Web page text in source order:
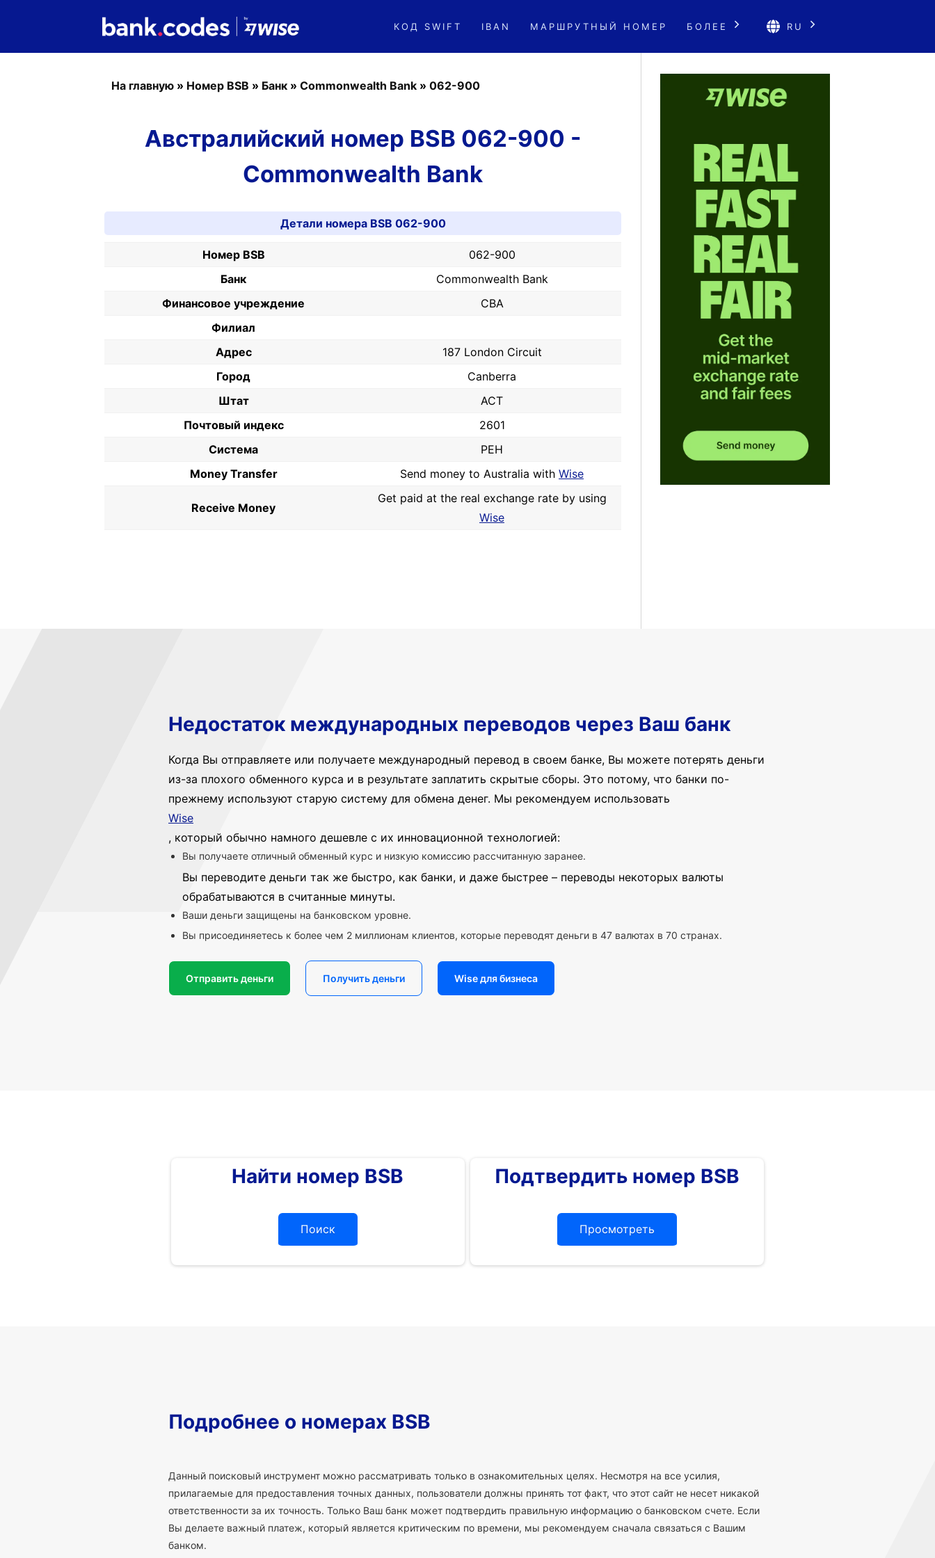
КОД SWIFT IBAN МАРШРУТНЫЙ НОМЕР БОЛЕЕ RU
На главную » Номер BSB » Банк » Commonwealth Bank » 062-900
Австралийский номер BSB 062-900 -
Commonwealth Bank
Детали номера BSB 062-900
Номер BSB
062-900
Банк
Commonwealth Bank
Финансовое учреждение
CBA
Филиал
Адрес
187 London Circuit
Город
Canberra
Штат
ACT
Почтовый индекс
2601
Система
PEH
Money Transfer
Send money to Australia with Wise
Receive Money
Get paid at the real exchange rate by using
Wise
Недостаток международных переводов через Ваш банк
Когда Вы отправляете или получаете международный перевод в своем банке, Вы можете потерять деньги
из-за плохого обменного курса и в результате заплатить скрытые сборы. Это потому, что банки по-
прежнему используют старую систему для обмена денег. Мы рекомендуем использовать
Wise
, который обычно намного дешевле с их инновационной технологией:
Вы получаете отличный обменный курс и низкую комиссию рассчитанную заранее.
Вы переводите деньги так же быстро, как банки, и даже быстрее – переводы некоторых валюты
обрабатываются в считанные минуты.
Ваши деньги защищены на банковском уровне.
Вы присоединяетесь к более чем 2 миллионам клиентов, которые переводят деньги в 47 валютах в 70 странах.
Отправить деньги Получить деньги Wise для бизнеса
Найти номер BSB
Поиск
Подтвердить номер BSB
Просмотреть
Подробнее о номерах BSB
Данный поисковый инструмент можно рассматривать только в ознакомительных целях. Несмотря на все усилия,
прилагаемые для предоставления точных данных, пользователи должны принять тот факт, что этот сайт не несет никакой
ответственности за их точность. Только Ваш банк может подтвердить правильную информацию о банковском счете. Если
Вы делаете важный платеж, который является критическим по времени, мы рекомендуем сначала связаться с Вашим
банком.